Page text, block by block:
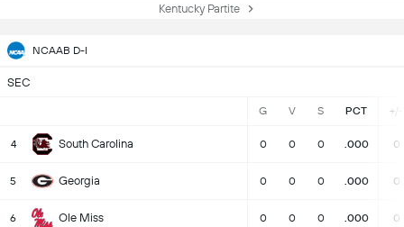
Kentucky Partite
NCAAB D-I
SEC
G V S PCT +/-
4 South Carolina 0 0 0 .000 0
5 Georgia 0 0 0 .000 0
6 Ole Miss 0 0 0 .000 0